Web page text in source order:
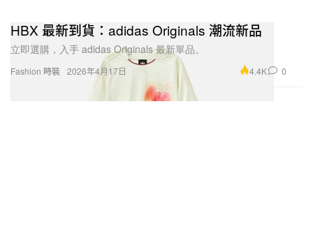
Fashion 時裝
HBX 最新到貨：adidas Originals 潮流新品
立即選購，入手 adidas Originals 最新單品。
2026年4月17日 4.4K 0